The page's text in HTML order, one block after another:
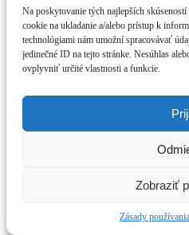
Na poskytovanie tých najlepších
cookie na ukladanie a/alebo prístup k
technológiami nám umožní spracovávať
jedinečné ID na tejto stránke. Nesúhlas
ovplyvniť určité vlastnosti a funkcie.
Zobraziť
Zásady
Príspevok bol vloženýNezaradené
odkazu.
IČO: 00 161 772
DIČ: 2020762436
+42155/796 11 00
Komenského 2, 040 01 Košice